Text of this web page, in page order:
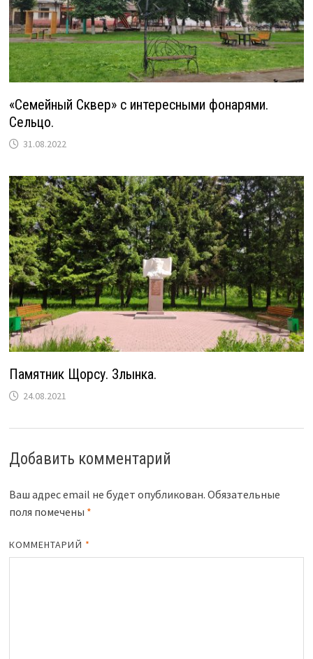
«Семейный Сквер» с интересными фонарями.
Сельцо.
31.08.2022
Памятник Щорсу. Злынка.
24.08.2021
Добавить комментарий
Ваш адрес email не будет опубликован. Обязательные
поля помечены *
КОММЕНТАРИЙ *